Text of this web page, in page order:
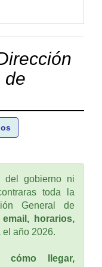
de
del gobierno ni
toda la
General de
email, horarios,
el año 2026.
cómo llegar,